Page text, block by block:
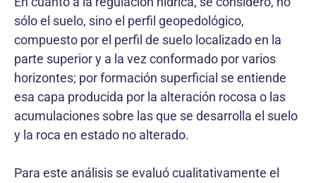
sólo el suelo, sino el perfil geopedológico,
compuesto por el perfil de suelo localizado en la
parte superior y a la vez conformado por varios
horizontes; por formación superficial se entiende
esa capa producida por la alteración rocosa o las
acumulaciones sobre las que se desarrolla el suelo
y la roca en estado no alterado.
Para este análisis se evaluó cualitativamente el